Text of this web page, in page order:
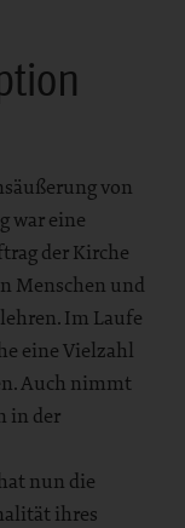
von
war eine
der Kirche
Menschen und
Im Laufe
eine Vielzahl
Auch nimmt
in der
nun die
ihres